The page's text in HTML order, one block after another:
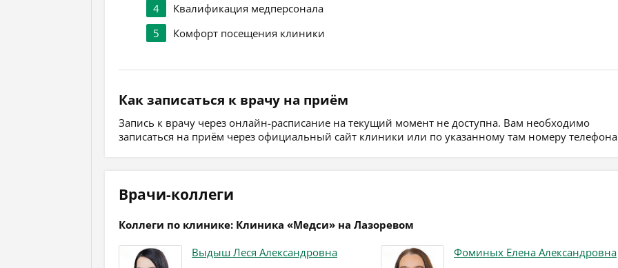
4
Квалификация медперсонала
5
Комфорт посещения клиники
Как записаться к врачу на приём
Запись к врачу через онлайн-расписание на текущий момент не доступна. Вам необходимо
записаться на приём через официальный сайт клиники или по указанному там номеру
Врачи-коллеги
Коллеги по клинике: Клиника «Медси» на Лазоревом
Выдыш Леся Александровна
Фоминых Елена Александровна